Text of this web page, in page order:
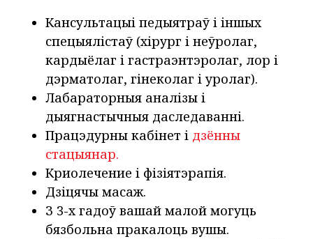
Кансультацыі педыятраў і іншых
спецыялістаў (хірург і неўролаг,
кардыёлаг і гастраэнтэролаг, лор і
дэрматолаг, гінеколаг і уролаг).
Лабараторныя аналізы і
дыягнастычныя даследаванні.
Працэдурны кабінет і дзённы
стацыянар.
Криолечение і фізіятэрапія.
Дзіцячы масаж.
З 3-х гадоў вашай малой могуць
бязбольна пракалоць вушы.